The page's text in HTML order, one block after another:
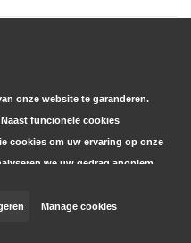
- Design byWebdinge.nl
onze website te garanderen.
funcionele cookies
cookies om uw ervaring op onze
we uw gedrag anoniem,
onze diensten te
Lees hier meer over in onze
om akkoord te gaan
Manage cookies